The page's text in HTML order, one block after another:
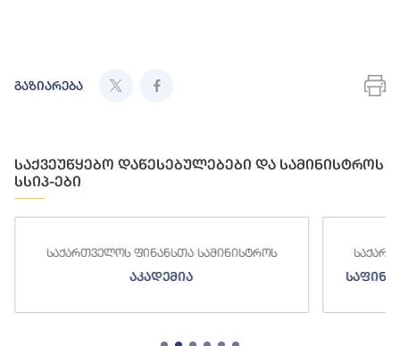
გაზიარება
საქვეუწყებო დაწესებულებები და სამინისტროს
სსიპ-ები
საქართველოს ფინანსთა სამინისტროს
საფინანსო-ანალიტიკური სამსახური